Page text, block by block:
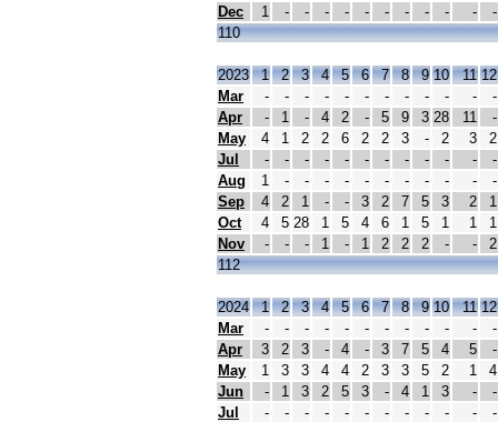
Dec
1 - - - - - - - - - -
-
110
2023 1 2 3 4 5 6 7 8 9 10 11 12
Mar
- - - - - - - - - - -
-
Apr
- 1 - 4 2 - 5 9 3 28 11
-
May
4 1 2 2 6 2 2 3 - 2 3
2
Jul
- - - - - - - - - - -
-
Aug
1 - - - - - - - - - -
-
Sep
4 2 1 - - 3 2 7 5 3 2
1
Oct
4 5 28 1 5 4 6 1 5 1 1
1
Nov
- - - 1 - 1 2 2 2 - -
2
112
2024 1 2 3 4 5 6 7 8 9 10 11 12
Mar
- - - - - - - - - - -
-
Apr
3 2 3 - 4 - 3 7 5 4 5
-
May
1 3 3 4 4 2 3 3 5 2 1
4
Jun
- 1 3 2 5 3 - 4 1 3 -
-
Jul
- - - - - - - - - - -
-